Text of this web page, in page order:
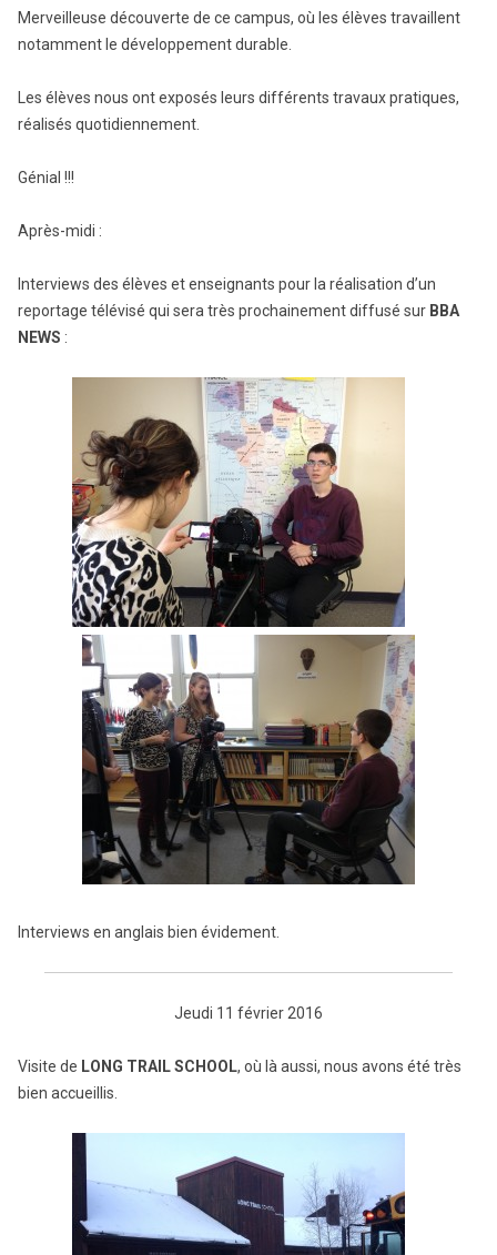
Merveilleuse découverte de ce campus, où les élèves travaillent
notamment le développement durable.
Les élèves nous ont exposés leurs différents travaux pratiques,
réalisés quotidiennement.
Génial !!!
Après-midi :
Interviews des élèves et enseignants pour la réalisation d’un
reportage télévisé qui sera très prochainement diffusé sur BBA
NEWS :
Interviews en anglais bien évidement.
Jeudi 11 février 2016
Visite de LONG TRAIL SCHOOL, où là aussi, nous avons été très
bien accueillis.